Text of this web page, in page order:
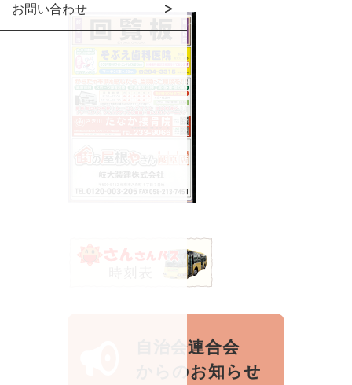
お問い合わせ
自治会連合会
からのお知らせ